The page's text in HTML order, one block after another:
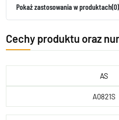
Pokaż zastosowania w produktach(0)
Cechy produktu oraz
AS
A0821S